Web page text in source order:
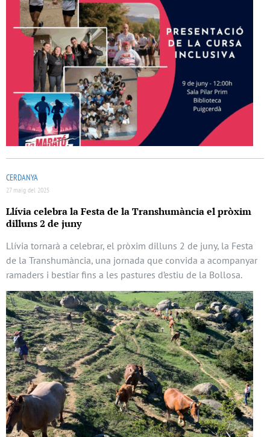
CERDANYA
27 maig del 2025
Llívia celebra la Festa de la Transhumància el pròxim
dilluns 2 de juny
Llívia tornarà a celebrar, el pròxim dilluns 2 de juny, la Festa
de la Transhumància, una jornada que convida a acompanyar
ramaders i bestiar fins a les pastures d’estiu de la Bollosa.